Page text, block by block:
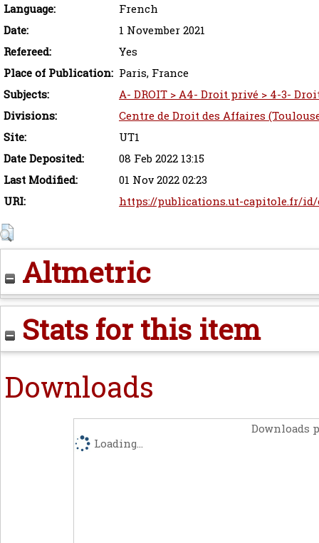
Language:
French
Date:
1 November 2021
Refereed:
Yes
Place of Publication: Paris, France
Subjects:
A- DROIT > A4- Droit privé > 4-3-
Divisions:
Centre de Droit des Affaires
Site:
UT1
Date Deposited:
08 Feb 2022 13:15
Last Modified:
01 Nov 2022 02:23
URI:
https://publications.ut-capitole.fr/
Altmetric
Stats for this item
Downloads
Downloads
Loading...